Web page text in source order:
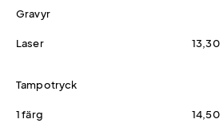
Gravyr
Laser 13,30
Tampotryck
1 färg 14,50